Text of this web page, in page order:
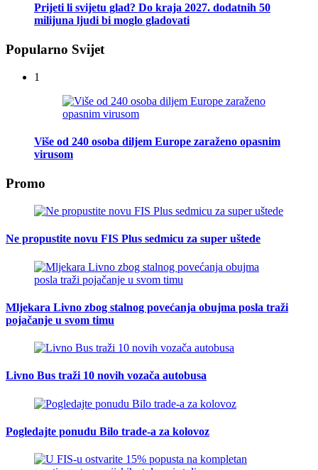
Prijeti li svijetu glad? Do kraja 2027. dodatnih 50
milijuna ljudi bi moglo gladovati
Popularno Svijet
1
Više od 240 osoba diljem Europe zaraženo opasnim
virusom
Promo
Ne propustite novu FIS Plus sedmicu za super uštede
Mljekara Livno zbog stalnog povećanja obujma posla traži
pojačanje u svom timu
Livno Bus traži 10 novih vozača autobusa
Pogledajte ponudu Bilo trade-a za kolovoz